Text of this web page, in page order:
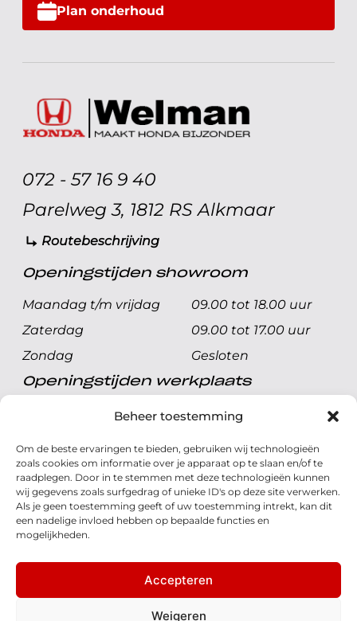
Beheer toestemming
Om de beste ervaringen te bieden, gebruiken wij technologieën
zoals cookies om informatie over je apparaat op te slaan en/of te
raadplegen. Door in te stemmen met deze technologieën kunnen
wij gegevens zoals surfgedrag of unieke ID's op deze site verwerken.
Als je geen toestemming geeft of uw toestemming intrekt, kan dit
een nadelige invloed hebben op bepaalde functies en
mogelijkheden.
Accepteren
Weigeren
Plan onderhoud
072 - 57 16 9 40
Parelweg 3, 1812 RS Alkmaar
Routebeschrijving
Openingstijden showroom
Maandag t/m vrijdag
09.00 tot 18.00 uur
Zaterdag
09.00 tot 17.00 uur
Zondag
Gesloten
Openingstijden werkplaats
Maandag t/m vrijdag
08.00 tot 17.00 uur
Zondag
Gesloten
Volg ons
© 2026 - Honda Welman